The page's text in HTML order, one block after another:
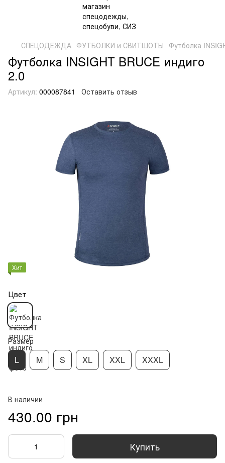
СПЕЦОДЕЖДА ФУТБОЛКИ и СВИТШОТЫ Футболка
Футболка INSIGHT BRUCE индиго
2.0
Артикул: 000087841 Оставить отзыв
Хит
Цвет
Размер
L M S XL XXL XXXL
В наличии
430.00 грн
Купить